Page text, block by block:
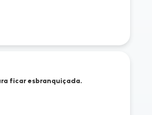
ficar esbranquiçada.